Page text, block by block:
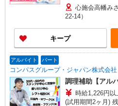
分単位で別途支給
心施会高幡み
22-14）
キープ
アルバイト パート
コンパスグループ・ジャパン株式会
調理補助【アル
時給1,226円以上 試用期間中 時給1,226
(試用期間2ヶ月) 残業が発生した場合、残業代を1